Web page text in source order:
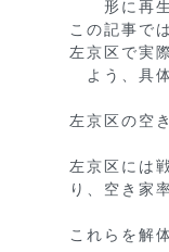
形に再
この記事で
左京区で実
よう、具
左京区の空
左京区には
り、空き家
これらを解